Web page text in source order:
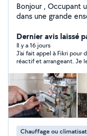
Bonjour , Occupant un poste de plombier chauffagiste
dans une grande
de tout type
régulation .
Alimentation en eau tout ce qui est en rapport avec le
confort de votre maison . Je propose
services pour vous
d'énergie.
Dernier avis laissé
Il y a 16 jours
J'ai fait appel à Fikri pour
réactif et arrangeant. Je
Chauffage ou